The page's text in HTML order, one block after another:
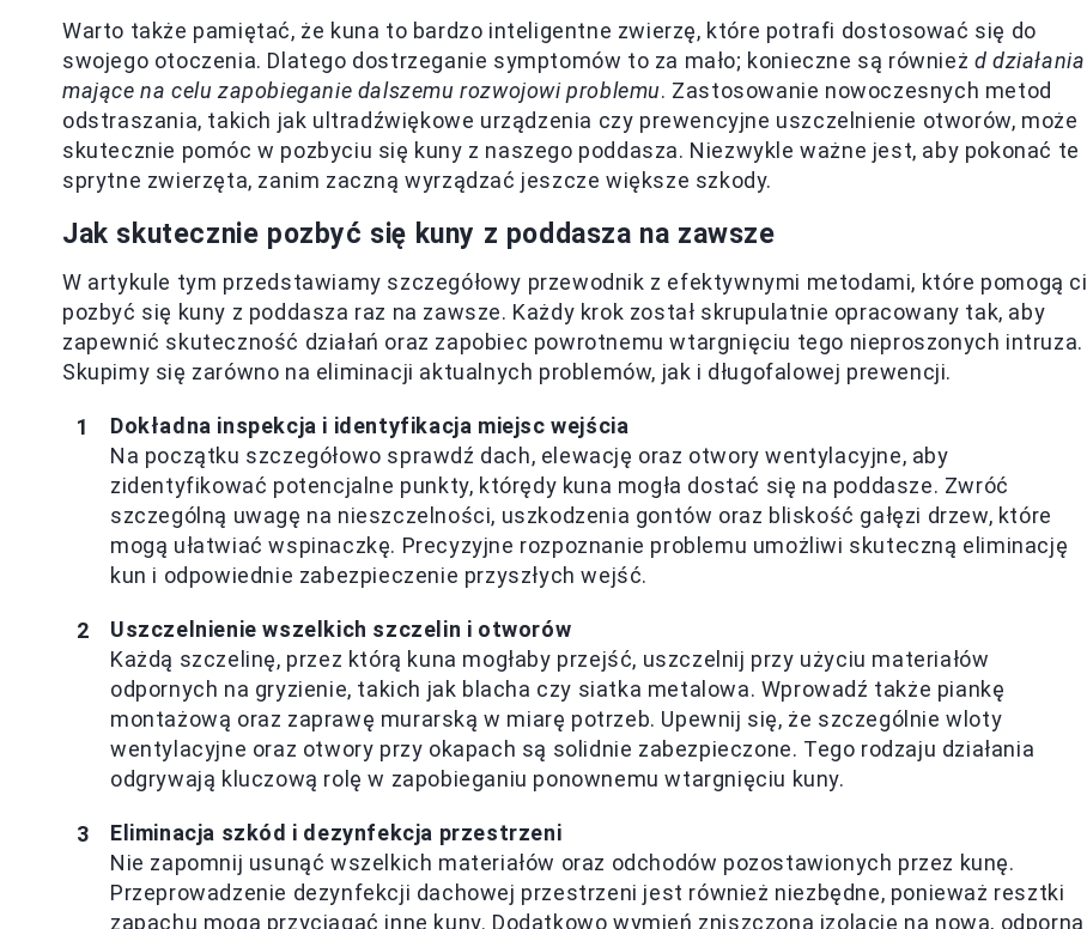
Warto także pamiętać, że kuna to bardzo inteligentne zwierzę, które potrafi dostosować się do
swojego otoczenia. Dlatego dostrzeganie symptomów to za mało; konieczne są również d działania
mające na celu zapobieganie dalszemu rozwojowi problemu. Zastosowanie nowoczesnych metod
odstraszania, takich jak ultradźwiękowe urządzenia czy prewencyjne uszczelnienie otworów, może
skutecznie pomóc w pozbyciu się kuny z naszego poddasza. Niezwykle ważne jest, aby pokonać te
sprytne zwierzęta, zanim zaczną wyrządzać jeszcze większe szkody.
Jak skutecznie pozbyć się kuny z poddasza na zawsze
W artykule tym przedstawiamy szczegółowy przewodnik z efektywnymi metodami, które pomogą ci
pozbyć się kuny z poddasza raz na zawsze. Każdy krok został skrupulatnie opracowany tak, aby
zapewnić skuteczność działań oraz zapobiec powrotnemu wtargnięciu tego nieproszonych intruza.
Skupimy się zarówno na eliminacji aktualnych problemów, jak i długofalowej prewencji.
Dokładna inspekcja i identyfikacja miejsc wejścia
Na początku szczegółowo sprawdź dach, elewację oraz otwory wentylacyjne, aby
zidentyfikować potencjalne punkty, którędy kuna mogła dostać się na poddasze. Zwróć
szczególną uwagę na nieszczelności, uszkodzenia gontów oraz bliskość gałęzi drzew, które
mogą ułatwiać wspinaczkę. Precyzyjne rozpoznanie problemu umożliwi skuteczną eliminację
kun i odpowiednie zabezpieczenie przyszłych wejść.
Uszczelnienie wszelkich szczelin i otworów
Każdą szczelinę, przez którą kuna mogłaby przejść, uszczelnij przy użyciu materiałów
odpornych na gryzienie, takich jak blacha czy siatka metalowa. Wprowadź także piankę
montażową oraz zaprawę murarską w miarę potrzeb. Upewnij się, że szczególnie wloty
wentylacyjne oraz otwory przy okapach są solidnie zabezpieczone. Tego rodzaju działania
odgrywają kluczową rolę w zapobieganiu ponownemu wtargnięciu kuny.
Eliminacja szkód i dezynfekcja przestrzeni
Nie zapomnij usunąć wszelkich materiałów oraz odchodów pozostawionych przez kunę.
Przeprowadzenie dezynfekcji dachowej przestrzeni jest również niezbędne, ponieważ resztki
zapachu mogą przyciągać inne kuny. Dodatkowo wymień zniszczoną izolację na nową, odporną